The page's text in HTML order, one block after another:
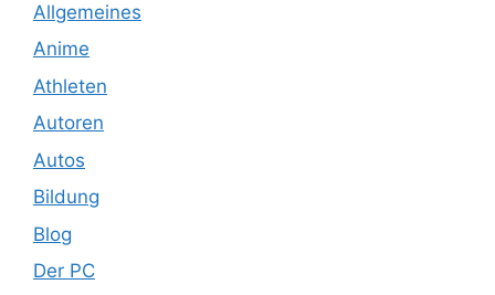
Allgemeines
Anime
Athleten
Autoren
Autos
Bildung
Blog
Der PC